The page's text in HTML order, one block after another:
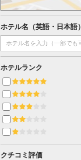
ホテル名（英語・日本語）
ホテルランク
クチコミ評価